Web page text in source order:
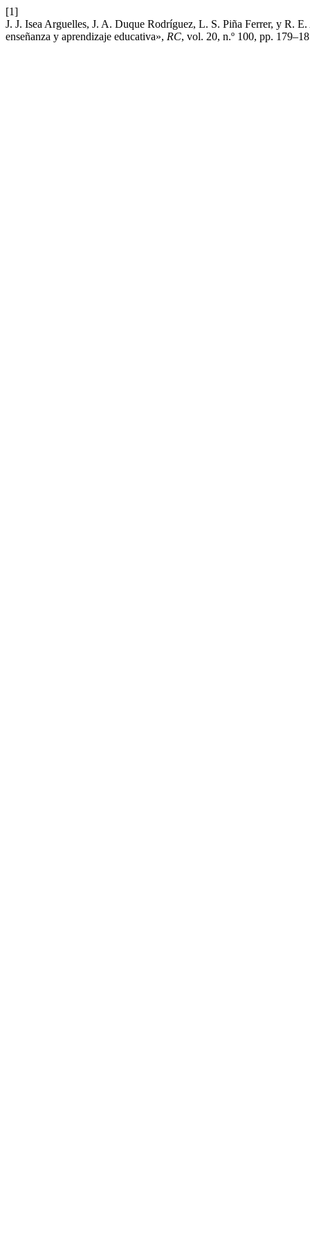
[1]
J. J. Isea Arguelles, J. A. Duque Rodríguez, L. S. Piña Ferrer, y R.
enseñanza y aprendizaje educativa», RC, vol. 20, n.º 100, pp.